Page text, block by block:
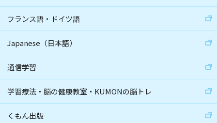
フランス語・ドイツ語
Japanese（日本語）
通信学習
学習療法・脳の健康教室・KUMONの脳トレ
くもん出版